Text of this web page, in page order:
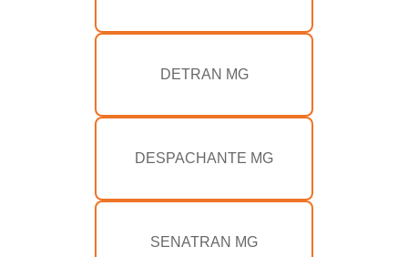
DETRAN MG
DESPACHANTE MG
SENATRAN MG